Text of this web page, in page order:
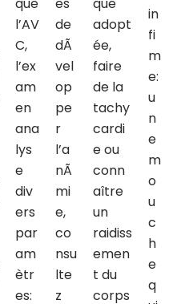
que
l’AV
C,
l’ex
am
en
ana
lys
e
div
ers
par
am
ètr
es:
es
de
dÃ
vel
op
pe
r
l’a
nÃ
mi
e,
co
nsu
lte
z
que
adopt
ée,
faire
de la
tachy
cardi
e ou
conn
aître
un
raidiss
emen
t du
corps
in
fi
m
e:
u
n
e
m
o
u
c
h
e
q